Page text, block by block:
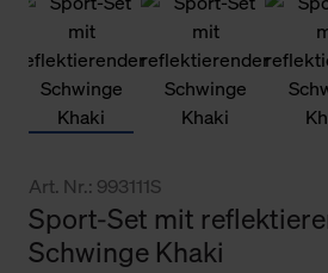
Art. Nr.: 993111S
Sport-Set mit
Schwinge Khaki